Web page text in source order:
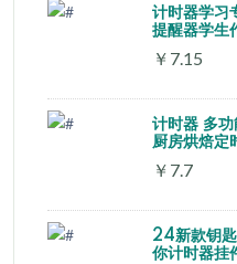
计时器学习
提醒器学生
￥7.15
计时器 多
厨房烘焙定
￥7.7
24新款钥
你计时器挂